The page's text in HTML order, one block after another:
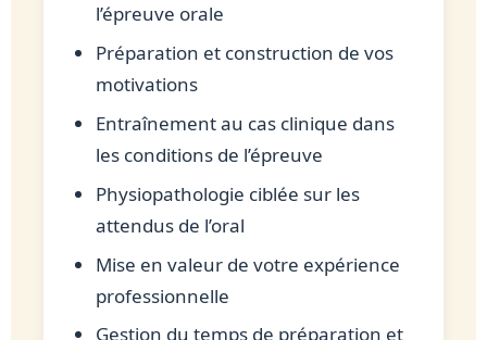
l’épreuve orale
Préparation et construction de vos
motivations
Entraînement au cas clinique dans
les conditions de l’épreuve
Physiopathologie ciblée sur les
attendus de l’oral
Mise en valeur de votre expérience
professionnelle
Gestion du temps de préparation et